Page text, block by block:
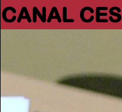
CANAL CES